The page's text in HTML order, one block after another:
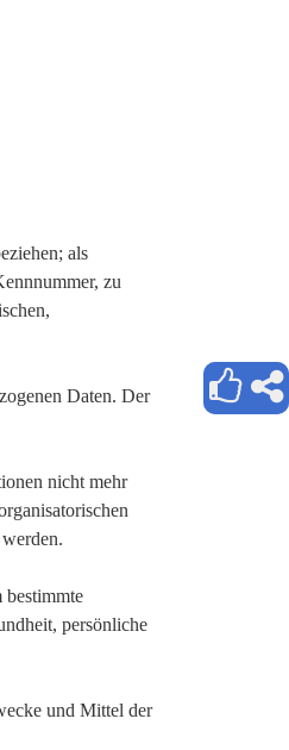
als
zu
Daten. Der
nicht mehr
bestimmte
persönliche
und Mittel der